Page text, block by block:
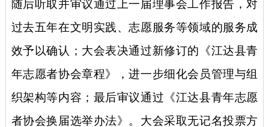
随后听取并审议通过上一届理事会工作报告，对
过去五年在文明实践、志愿服务等领域的服务成
效予以确认；大会表决通过新修订的《江达县青
年志愿者协会章程》，进一步细化会员管理与组
织架构等内容；最后审议通过《江达县青年志愿
者协会换届选举办法》。大会采取无记名投票方